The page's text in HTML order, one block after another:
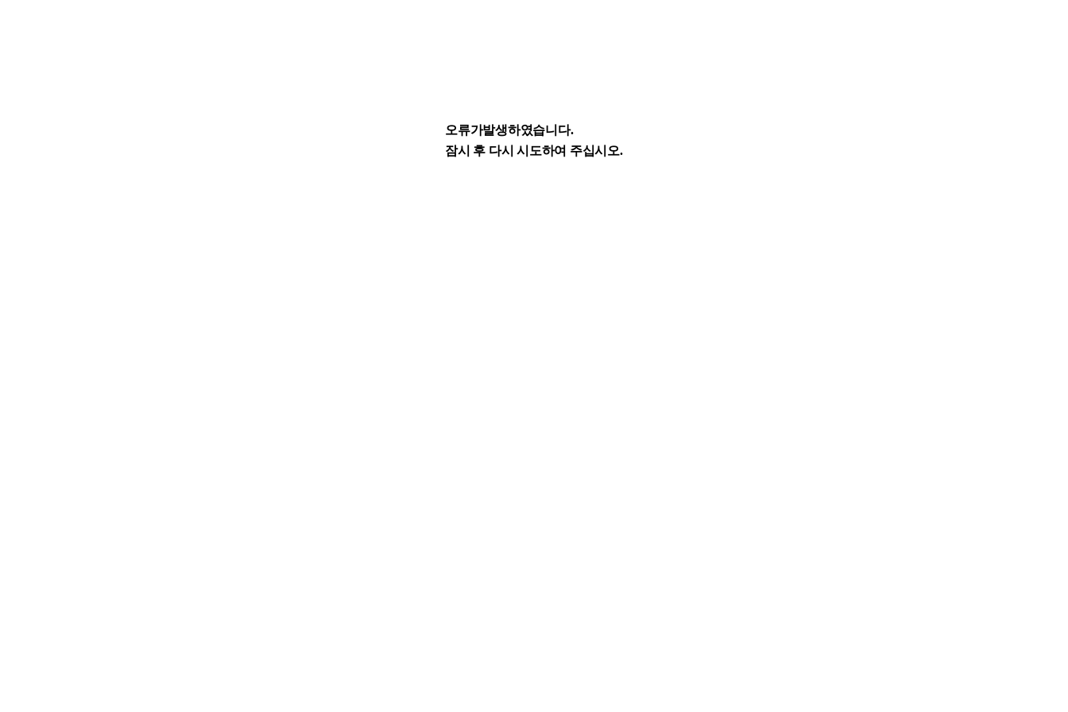
오류가발생하였습니다.
잠시 후 다시 시도하여 주십시오.